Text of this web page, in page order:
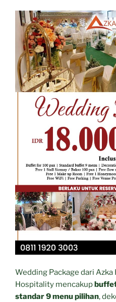
Wedding Package dari
Hospitality mencakup
standar 9 menu pilihan,